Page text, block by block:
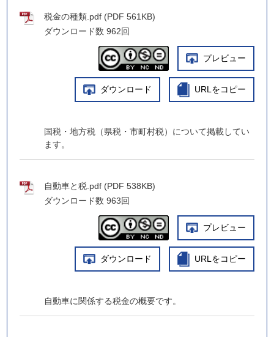
税金の種類.pdf (PDF 561KB)
ダウンロード数 962回
プレビュー
ダウンロード URLをコピー
国税・地方税（県税・市町村税）について掲載してい
ます。
自動車と税.pdf (PDF 538KB)
ダウンロード数 963回
プレビュー
ダウンロード URLをコピー
自動車に関係する税金の概要です。